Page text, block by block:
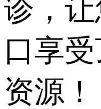
诊，让
口享
资源！